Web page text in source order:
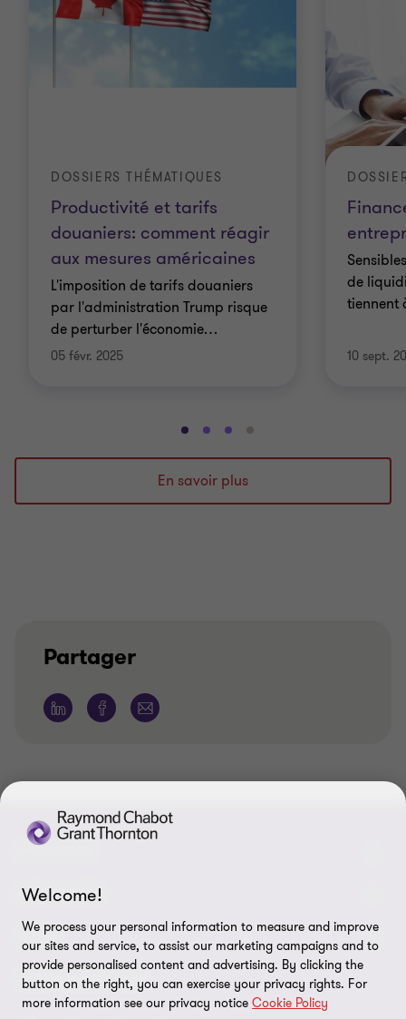
Productivité et tarifs
douaniers: comment réagir
aux mesures américaines
DOSSIERS THÉMATIQUES
L'imposition de tarifs douaniers
par l'administration Trump risque
de perturber l'économie…
05 févr. 2025
de
tiennent
10 sept.
Aller
à
la
diapositive
Aller
à
la
diapositive
Aller
à
la
diapositive
Aller
à
diapositive
En savoir plus
Partager
Qui sommes-nous
Événements et webinaires
Responsabilité sociale d’entreprise (RSE)
Services
ACTUALITÉS
Nouvelles / communiqués
Dans les médias
Réalisations
LÉGAL
Notes légales
CONNECTEZ SUR
Welcome!
We process your personal information to measure and improve
our sites and service, to assist our marketing campaigns and to
provide personalised content and advertising. By clicking the
button on the right, you can exercise your privacy rights. For
more information see our privacy notice Cookie Policy